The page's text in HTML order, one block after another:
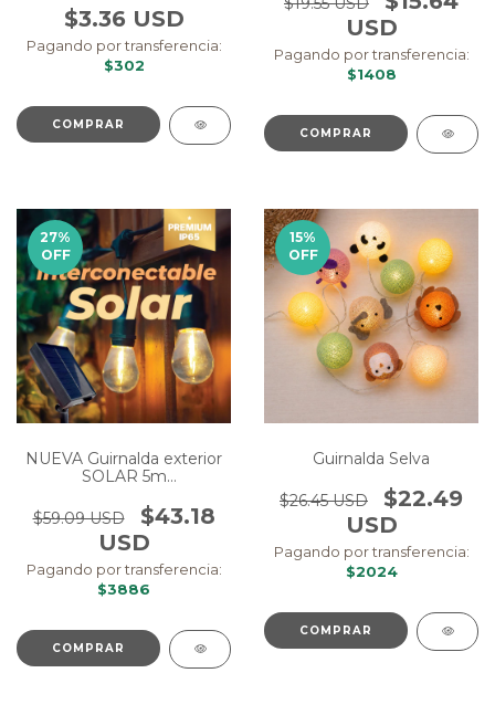
$3.36 USD
Pagando por transferencia:
$302
COMPRAR
USD
Pagando por transferencia:
$1408
COMPRAR
27%
OFF
NUEVA Guirnalda exterior
SOLAR 5m
$59.09 USD
$43.18
USD
Pagando por transferencia:
$3886
15%
OFF
Guirnalda Selva
$26.45 USD
$22.49
USD
Pagando por transferencia:
$2024
COMPRAR